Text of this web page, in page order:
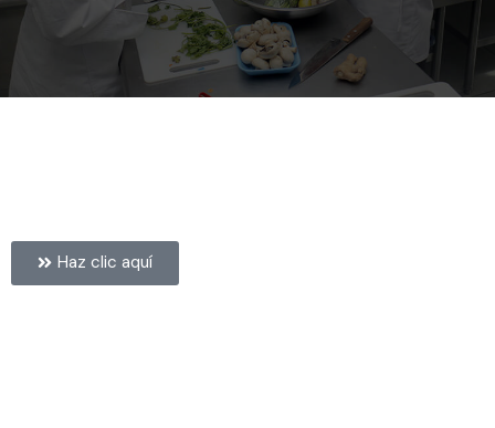
Haz clic aquí